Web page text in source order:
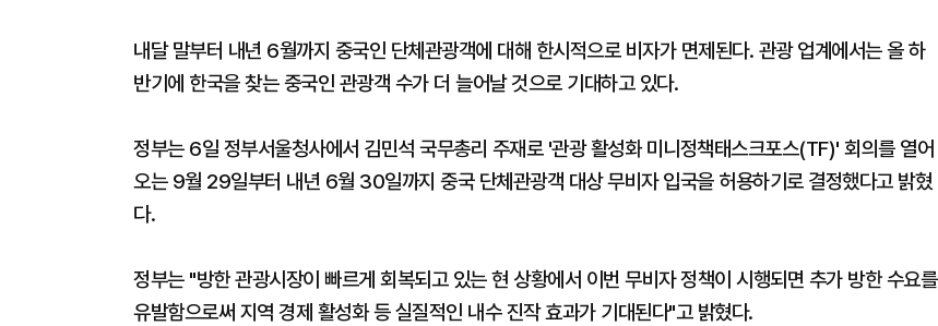
내달 말부터 내년 6월까지 중국인 단체관광객에 대해 한시적으로 비자가 면제된다. 관광 업계에서는 올 하
반기에 한국을 찾는 중국인 관광객 수가 더 늘어날 것으로 기대하고 있다.
정부는 6일 정부서울청사에서 김민석 국무총리 주재로 '관광 활성화 미니정책태스크포스(TF)' 회의를 열어
오는 9월 29일부터 내년 6월 30일까지 중국 단체관광객 대상 무비자 입국을 허용하기로 결정했다고 밝혔
다.
정부는 "방한 관광시장이 빠르게 회복되고 있는 현 상황에서 이번 무비자 정책이 시행되면 추가 방한 수요를
유발함으로써 지역 경제 활성화 등 실질적인 내수 진작 효과가 기대된다"고 밝혔다.